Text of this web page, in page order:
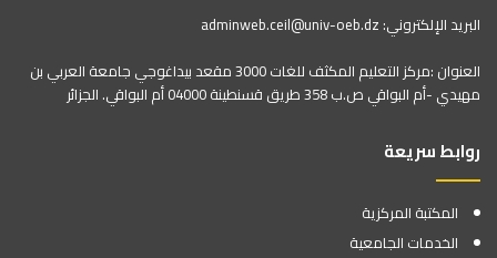
البريد الإلكتروني: adminweb.ceil@univ-oeb.dz
العنوان :مركز التعليم المكثف للغات 3000 مقعد بيداغوجي جامعة العربي بن
مهيدي -أم البواقي ص.ب 358 طريق قسنطينة 04000 أم البواقي. الجزائر
روابط سريعة
المكتبة المركزية
الخدمات الجامعية